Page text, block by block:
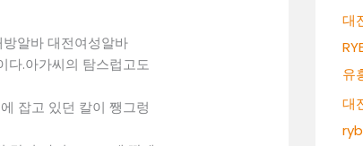
알바 대전여성알바
다.아가씨의 탐스럽고도
잡고 있던 칼이 쨍그렁
대
유
대